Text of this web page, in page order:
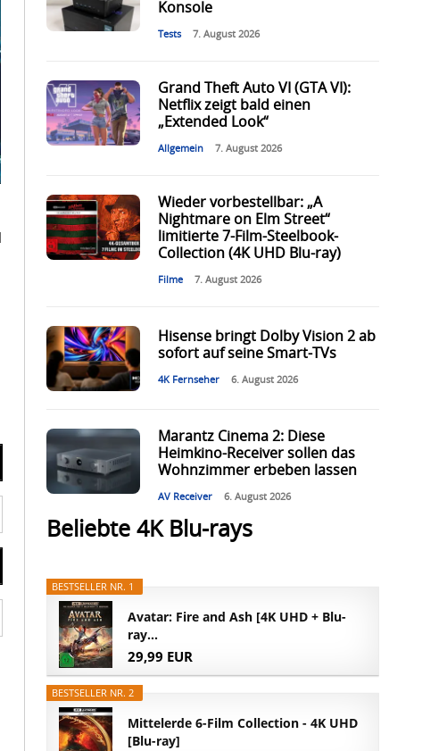
Konsole
Tests 7. August 2026
Grand Theft Auto VI (GTA VI):
Netflix zeigt bald einen
„Extended Look“
Allgemein 7. August 2026
Wieder vorbestellbar: „A
Nightmare on Elm Street“
limitierte 7-Film-Steelbook-
Collection (4K UHD Blu-ray)
Filme 7. August 2026
Hisense bringt Dolby Vision 2 ab
sofort auf seine Smart-TVs
4K Fernseher 6. August 2026
Marantz Cinema 2: Diese
Heimkino-Receiver sollen das
Wohnzimmer erbeben lassen
AV Receiver 6. August 2026
Beliebte 4K Blu-rays
BESTSELLER NR. 1
Avatar: Fire and Ash [4K UHD + Blu-
ray...
29,99 EUR
BESTSELLER NR. 2
Mittelerde 6-Film Collection - 4K UHD
[Blu-ray]